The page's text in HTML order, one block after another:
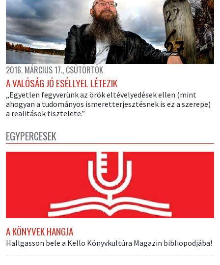
2016. MÁRCIUS 17., CSÜTÖRTÖK
A VALÓSÁG JÓ ESÉLLYEL LÉTEZIK
„Egyetlen fegyverünk az örök eltévelyedések ellen (mint
ahogyan a tudományos ismeretterjesztésnek is ez a szerepe)
a realitások tisztelete.”
EGYPERCESEK
A KÖNYVEK HANGJA
Hallgasson bele a Kello Könyvkultúra Magazin bibliopodjába!